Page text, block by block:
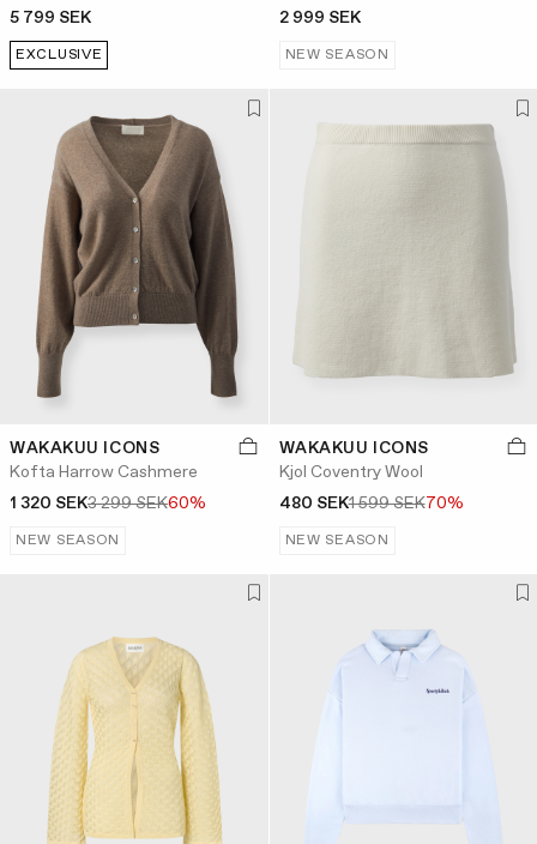
5 799 SEK
EXCLUSIVE
2 999 SEK
NEW SEASON
WAKAKUU ICONS
Kofta Harrow Cashmere
1 320 SEK3 299 SEK60%
NEW SEASON
WAKAKUU ICONS
Kjol Coventry Wool
480 SEK1 599 SEK70%
NEW SEASON